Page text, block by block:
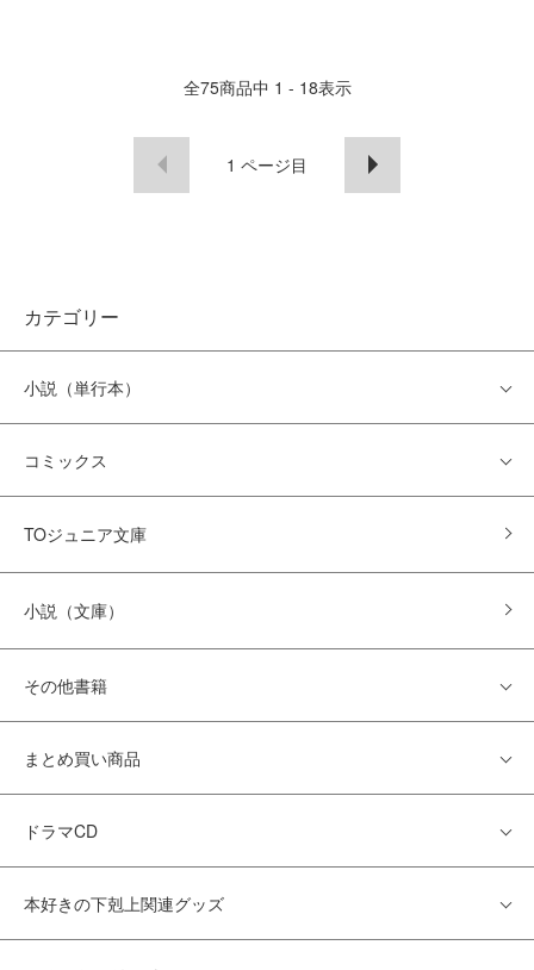
全75商品中 1 - 18表示
1 ページ目
カテゴリー
小説（単行本）
コミックス
TOジュニア文庫
小説（文庫）
その他書籍
まとめ買い商品
ドラマCD
本好きの下剋上関連グッズ